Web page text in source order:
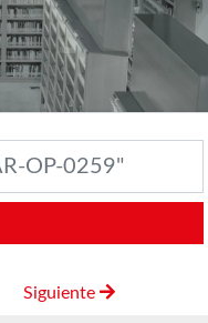
Siguiente